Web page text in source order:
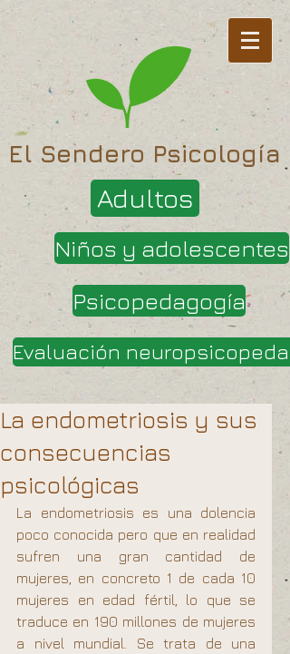
El Sendero Psicología
Adultos
Niños y adolescentes
Psicopedagogía
Evaluación
La endometriosis y sus
consecuencias
psicológicas
La endometriosis es una dolencia
poco conocida pero que en realidad
sufren una gran cantidad de
mujeres, en concreto 1 de cada 10
mujeres en edad fértil, lo que se
traduce en 190 millones de mujeres